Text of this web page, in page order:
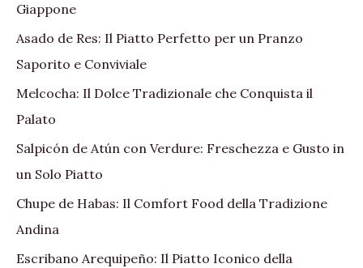
Giappone
Asado de Res: Il Piatto Perfetto per un Pranzo
Saporito e Conviviale
Melcocha: Il Dolce Tradizionale che Conquista il
Palato
Salpicón de Atún con Verdure: Freschezza e Gusto in
un Solo Piatto
Chupe de Habas: Il Comfort Food della Tradizione
Andina
Escribano Arequipeño: Il Piatto Iconico della